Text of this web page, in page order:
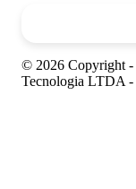
© 2026 Copyright -
Tecnologia LTDA -